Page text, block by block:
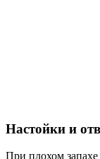
Настойки и
При плохом запахе